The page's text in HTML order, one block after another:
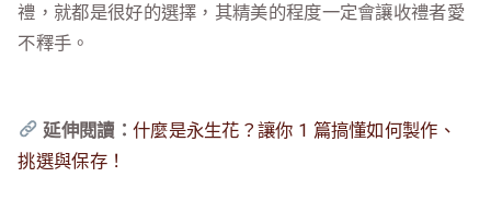
禮，就都是很好的選擇，其精美的程度一定會讓收禮者愛
不釋手。
延伸閱讀： 什麼是永生花？讓你 1 篇搞懂如何製作、
挑選與保存！